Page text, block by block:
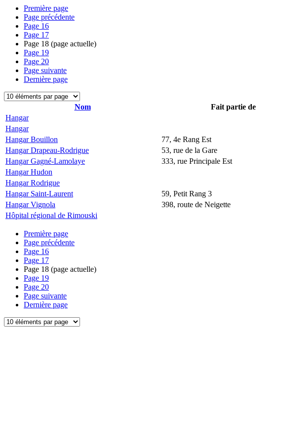
Première page
Page précédente
Page 16
Page 17
Page 18 (page actuelle)
Page 19
Page 20
Page suivante
Dernière page
Nom Fait partie de
Hangar
Hangar
Hangar Bouillon
77, 4e Rang Est
Hangar Drapeau-Rodrigue
53, rue de la Gare
Hangar Gagné-Lamolaye
333, rue Principale Est
Hangar Hudon
Hangar Rodrigue
Hangar Saint-Laurent
59, Petit Rang 3
Hangar Vignola
398, route de Neigette
Hôpital régional de Rimouski
Première page
Page précédente
Page 16
Page 17
Page 18 (page actuelle)
Page 19
Page 20
Page suivante
Dernière page